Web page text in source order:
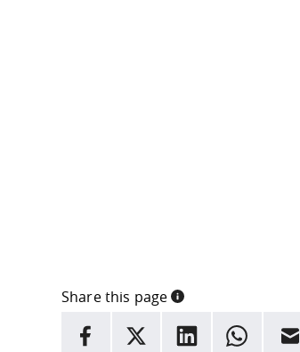
Share this page
INFORMATION
facebook
X LinkedInwhatsappEmail